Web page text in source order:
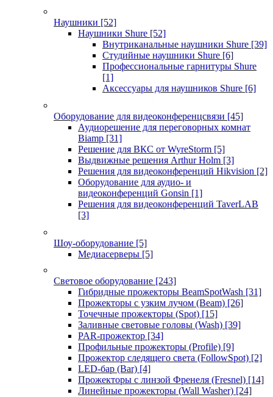
Наушники [52]
Наушники Shure [52]
Внутриканальные наушники Shure [39]
Студийные наушники Shure [6]
Профессиональные гарнитуры Shure
[1]
Аксессуары для наушников Shure [6]
Оборудование для видеоконференцсвязи [45]
Аудиорешение для переговорных комнат
Biamp [31]
Решение для ВКС от WyreStorm [5]
Выдвижные решения Arthur Holm [3]
Решения для видеоконференций Hikvision [2]
Оборудование для аудио- и
видеоконференций Gonsin [1]
Решения для видеоконференций TaverLAB
[3]
Шоу-оборудование [5]
Медиасерверы [5]
Световое оборудование [243]
Гибридные прожекторы BeamSpotWash [31]
Прожекторы с узким лучом (Beam) [26]
Точечные прожекторы (Spot) [15]
Заливные световые головы (Wash) [39]
PAR-прожектор [34]
Профильные прожекторы (Profile) [9]
Прожектор следящего света (FollowSpot) [2]
LED-бар (Bar) [4]
Прожекторы с линзой Френеля (Fresnel) [14]
Линейные прожекторы (Wall Washer) [24]